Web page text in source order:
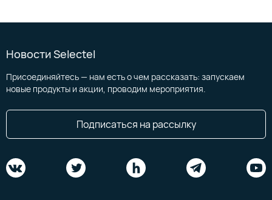
Новости Selectel
Присоединяйтесь — нам есть о чем рассказать: запускаем
новые продукты и акции, проводим мероприятия.
Подписаться на рассылку